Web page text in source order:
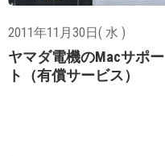
2011年11月30日( 水 )
ヤマダ電機のMacサポー
ト（有償サービス）